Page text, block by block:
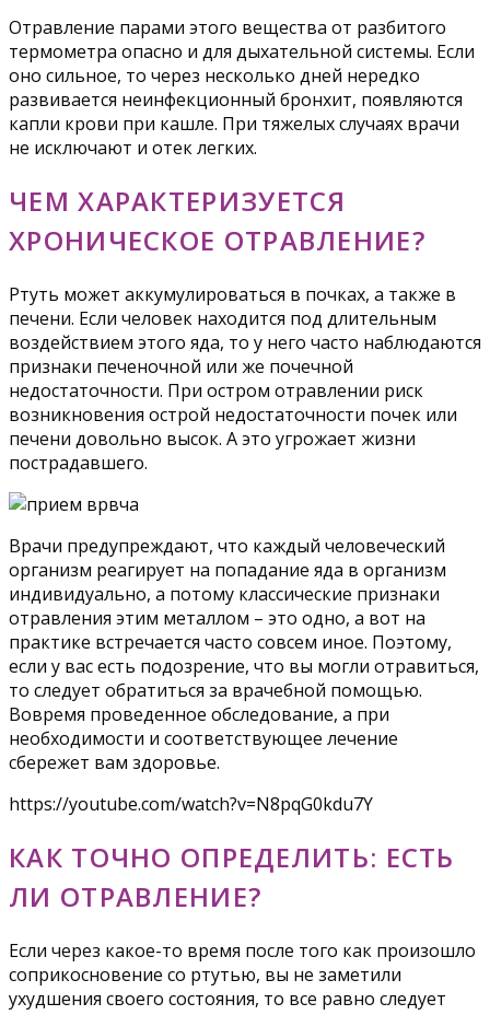
Отравление парами этого вещества от разбитого
термометра опасно и для дыхательной системы. Если
оно сильное, то через несколько дней нередко
развивается неинфекционный бронхит, появляются
капли крови при кашле. При тяжелых случаях врачи
не исключают и отек легких.
ЧЕМ ХАРАКТЕРИЗУЕТСЯ
ХРОНИЧЕСКОЕ ОТРАВЛЕНИЕ?
Ртуть может аккумулироваться в почках, а также в
печени. Если человек находится под длительным
воздействием этого яда, то у него часто наблюдаются
признаки печеночной или же почечной
недостаточности. При остром отравлении риск
возникновения острой недостаточности почек или
печени довольно высок. А это угрожает жизни
пострадавшего.
Врачи предупреждают, что каждый человеческий
организм реагирует на попадание яда в организм
индивидуально, а потому классические признаки
отравления этим металлом – это одно, а вот на
практике встречается часто совсем иное. Поэтому,
если у вас есть подозрение, что вы могли отравиться,
то следует обратиться за врачебной помощью.
Вовремя проведенное обследование, а при
необходимости и соответствующее лечение
сбережет вам здоровье.
https://youtube.com/watch?v=N8pqG0kdu7Y
КАК ТОЧНО ОПРЕДЕЛИТЬ: ЕСТЬ
ЛИ ОТРАВЛЕНИЕ?
Если через какое-то время после того как произошло
соприкосновение со ртутью, вы не заметили
ухудшения своего состояния, то все равно следует